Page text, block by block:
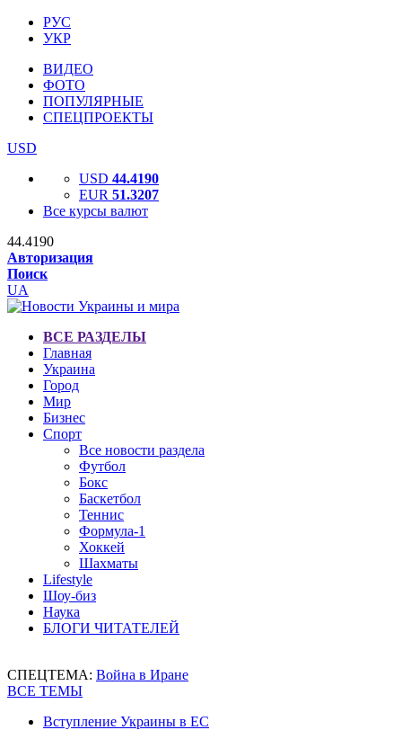
РУС
УКР
ВИДЕО
ФОТО
ПОПУЛЯРНЫЕ
СПЕЦПРОЕКТЫ
USD
USD 44.4190
EUR 51.3207
Все курсы валют
44.4190
Авторизация
Поиск
UA
ВСЕ РАЗДЕЛЫ
Главная
Украина
Город
Мир
Бизнес
Спорт
Все новости раздела
Футбол
Бокс
Баскетбол
Теннис
Формула-1
Хоккей
Шахматы
Lifestyle
Шоу-биз
Наука
БЛОГИ ЧИТАТЕЛЕЙ
СПЕЦТЕМА: Война в Иране
ВСЕ ТЕМЫ
Вступление Украины в ЕС